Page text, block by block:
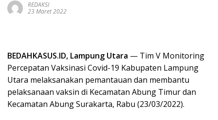
REDAKSI
23 Maret 2022
BEDAHKASUS.ID, Lampung Utara — Tim V Monitoring
Percepatan Vaksinasi Covid-19 Kabupaten Lampung
Utara melaksanakan pemantauan dan membantu
pelaksanaan vaksin di Kecamatan Abung Timur dan
Kecamatan Abung Surakarta, Rabu (23/03/2022).